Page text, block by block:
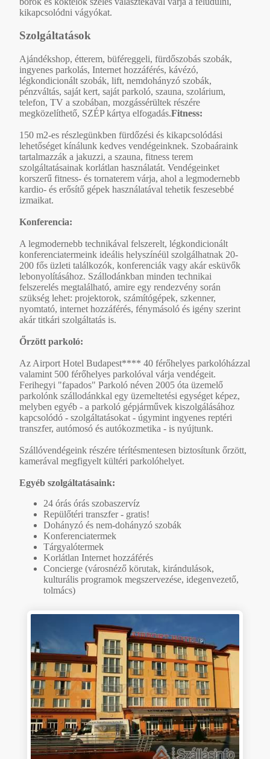
kikapcsolódni vágyókat.
Szolgáltatások
Ajándékshop, étterem, büféreggeli, fürdőszobás szobák,
ingyenes parkolás, Internet hozzáférés, kávézó,
légkondicionált szobák, lift, nemdohányzó szobák,
pénzváltás, saját kert, saját parkoló, szauna, szolárium,
telefon, TV a szobában, mozgássérültek részére
megközelíthető, SZÉP kártya elfogadás.Fitness:
150 m2-es részlegünkben fürdőzési és kikapcsolódási
lehetőséget kínálunk kedves vendégeinknek. Szobaáraink
tartalmazzák a jakuzzi, a szauna, fitness terem
szolgáltatásainak korlátlan használatát. Vendégeinket
korszerű fitness- és tornaterem várja, ahol a legmodernebb
kardio- és erősítő gépek használatával tehetik feszesebbé
izmaikat.
Konferencia:
A legmodernebb technikával felszerelt, légkondicionált
konferenciatermeink ideális helyszínéül szolgálhatnak 20-
200 fős üzleti találkozók, konferenciák vagy akár esküvők
lebonyolításához. Szállodánkban minden technikai
felszerelés megtalálható, amire egy rendezvény során
szükség lehet: projektorok, számítógépek, szkenner,
nyomtató, internet hozzáférés, fénymásoló és igény szerint
akár titkári szolgáltatás is.
Őrzött parkoló:
Az Airport Hotel Budapest**** 40 férőhelyes parkolóházzal
valamint 500 férőhelyes parkolóval várja vendégeit.
Ferihegyi "fapados" Parkoló néven 2005 óta üzemelő
parkolónk szállodánkkal egy üzemeltetési egységet képez,
melyben egyéb - a parkoló gépjárművek kiszolgálásához
kapcsolódó - szolgáltatásokat - úgymint ingyenes reptéri
transzfer, autómosó és autókozmetika - is nyújtunk.
Szállóvendégeink részére térítésmentesen biztosítunk őrzött,
kamerával megfigyelt kültéri parkolóhelyet.
Egyéb szolgáltatásaink:
24 órás órás szobaszervíz
Repülőtéri transzfer - gratis!
Dohányzó és nem-dohányzó szobák
Konferenciatermek
Tárgyalótermek
Korlátlan Internet hozzáférés
Concierge (városnéző körutak, kirándulások,
kulturális programok megszervezése, idegenvezető,
tolmács)